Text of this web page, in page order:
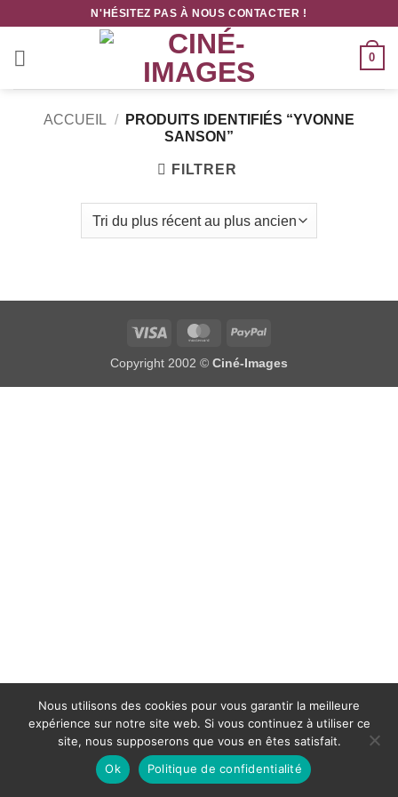
contenu
N'HÉSITEZ PAS À NOUS CONTACTER !
0
ACCUEIL /
PRODUITS IDENTIFIÉS “YVONNE
SANSON”
FILTRER
Visa MasterCardPayPal
Copyright 2002 © Ciné-Images
Nous utilisons des cookies pour vous garantir la meilleure
expérience sur notre site web. Si vous continuez à utiliser ce
site, nous supposerons que vous en êtes satisfait.
Ok
Politique de confidentialité